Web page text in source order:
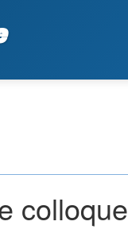
colloque